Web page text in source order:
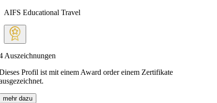
AIFS Educational Travel
Auszeichnungen
Profil ist mit einem Award order einem Zertifikate
mehr dazu